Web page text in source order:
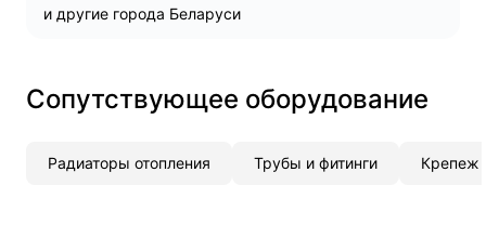
и другие города Беларуси
Сопутствующее оборудование
Радиаторы отопления Трубы и фитинги Крепеж